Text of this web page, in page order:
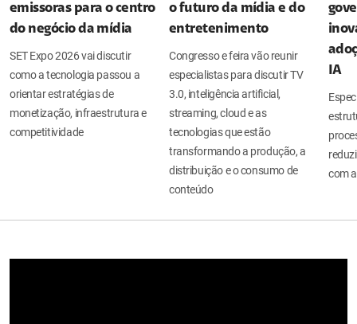
emissoras para o centro
do negócio da mídia
SET Expo 2026 vai discutir
como a tecnologia passou a
orientar estratégias de
monetização, infraestrutura e
competitividade
o futuro da mídia e do
entretenimento
Congresso e feira vão reunir
especialistas para discutir TV
3.0, inteligência artificial,
streaming, cloud e as
tecnologias que estão
transformando a produção, a
distribuição e o consumo de
conteúdo
IA
com